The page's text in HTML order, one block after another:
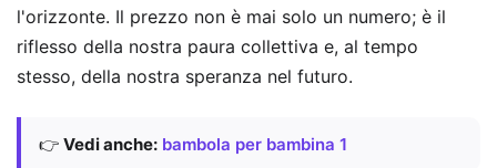
l'orizzonte. Il prezzo non è mai solo un numero; è il
riflesso della nostra paura collettiva e, al tempo
stesso, della nostra speranza nel futuro.
👉 Vedi anche: bambola per bambina 1